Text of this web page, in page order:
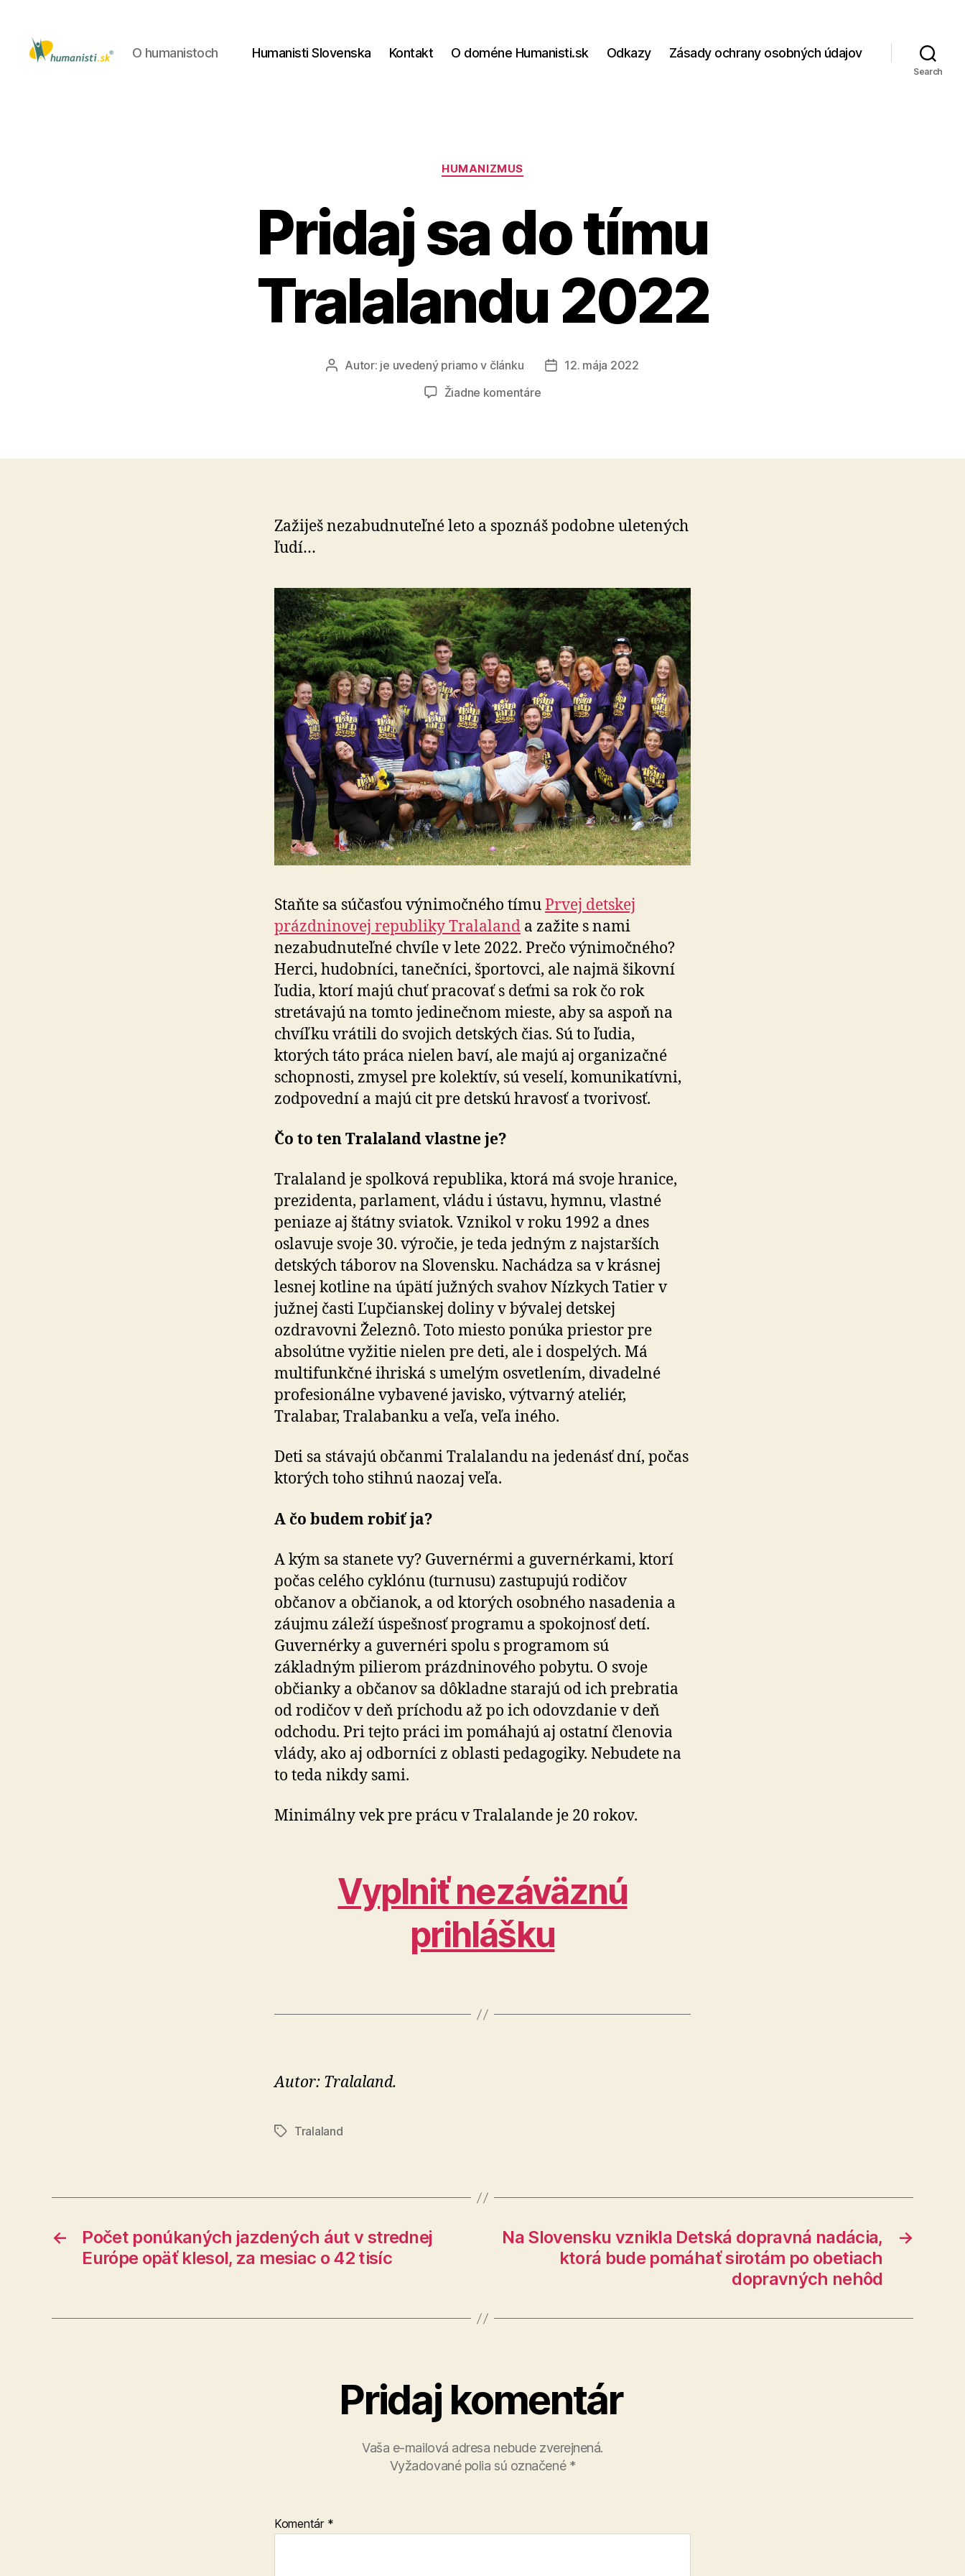
O humanistoch Humanisti Slovenska Kontakt O doméne Humanisti.sk Odkazy Zásady ochrany osobných údajov
Search
Kategórie
HUMANIZMUS
Pridaj sa do tímu
Tralalandu 2022
AutorAutor: je uvedený priamo v článku
Dátum
12. mája 2022
Žiadne komentárena
tímu
Zažiješ nezabudnuteľné leto a spoznáš podobne uletených
ľudí…
Staňte sa súčasťou výnimočného tímuPrvej detskej
prázdninovej republiky Tralaland a zažite s nami
nezabudnuteľné chvíle v lete 2022. Prečo výnimočného?
Herci, hudobníci, tanečníci, športovci, ale najmä šikovní
ľudia, ktorí majú chuť pracovať s deťmi sa rok čo rok
stretávajú na tomto jedinečnom mieste, aby sa aspoň na
chvíľku vrátili do svojich detských čias. Sú to ľudia,
ktorých táto práca nielen baví, ale majú aj organizačné
schopnosti, zmysel pre kolektív, sú veselí, komunikatívni,
zodpovední a majú cit pre detskú hravosť a tvorivosť.
Čo to ten Tralaland vlastne je?
Tralaland je spolková republika, ktorá má svoje hranice,
prezidenta, parlament, vládu i ústavu, hymnu, vlastné
peniaze aj štátny sviatok. Vznikol v roku 1992 a dnes
oslavuje svoje 30. výročie, je teda jedným z najstarších
detských táborov na Slovensku. Nachádza sa v krásnej
lesnej kotline na úpätí južných svahov Nízkych Tatier v
južnej časti Ľupčianskej doliny v bývalej detskej
ozdravovni Železnô. Toto miesto ponúka priestor pre
absolútne vyžitie nielen pre deti, ale i dospelých. Má
multifunkčné ihriská s umelým osvetlením, divadelné
profesionálne vybavené javisko, výtvarný ateliér,
Tralabar, Tralabanku a veľa, veľa iného.
Deti sa stávajú občanmi Tralalandu na jedenásť dní, počas
ktorých toho stihnú naozaj veľa.
A čo budem robiť ja?
A kým sa stanete vy? Guvernérmi a guvernérkami, ktorí
počas celého cyklónu (turnusu) zastupujú rodičov
občanov a občianok, a od ktorých osobného nasadenia a
záujmu záleží úspešnosť programu a spokojnosť detí.
Guvernérky a guvernéri spolu s programom sú
základným pilierom prázdninového pobytu. O svoje
občianky a občanov sa dôkladne starajú od ich prebratia
od rodičov v deň príchodu až po ich odovzdanie v deň
odchodu. Pri tejto práci im pomáhajú aj ostatní členovia
vlády, ako aj odborníci z oblasti pedagogiky. Nebudete na
to teda nikdy sami.
Minimálny vek pre prácu v Tralalande je 20 rokov.
Vyplniť nezáväznú
prihlášku
Autor: Tralaland.
ZnačkyTralaland
←
Počet ponúkaných jazdených áut v strednej
Európe opäť klesol, za mesiac o 42 tisíc
→
Na Slovensku vznikla Detská dopravná nadácia,
ktorá bude pomáhať sirotám po obetiach
dopravných nehôd
Pridaj komentár
Vaša e-mailová adresa nebude zverejnená.
Vyžadované polia sú označené *
Komentár *